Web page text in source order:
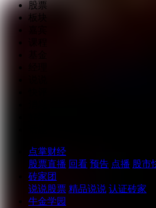
股票
板块
点掌财经
股票直播 回看 预告 点播 股市
砖家团
说说股票 精品说说 认证砖家
牛金学园